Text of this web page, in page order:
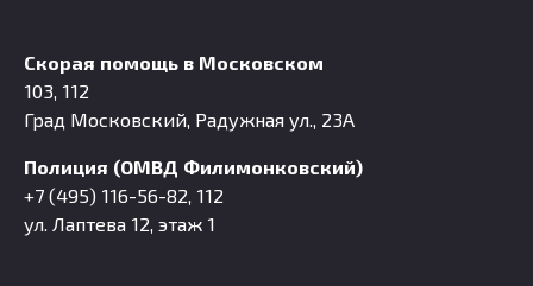
Скорая помощь в Московском
103, 112
Град Московский, Радужная ул., 23А
Полиция (ОМВД Филимонковский)
+7 (495) 116-56-82, 112
ул. Лаптева 12, этаж 1